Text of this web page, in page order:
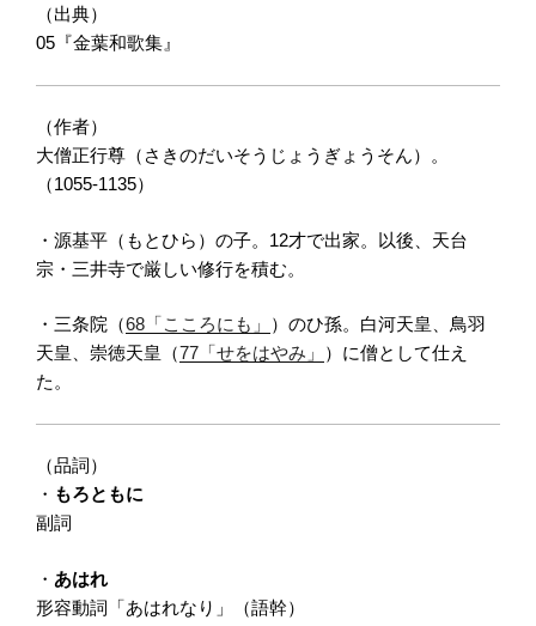
（出典）
05『金葉和歌集』
（作者）
大僧正行尊（さきのだいそうじょうぎょうそん）。
（1055-1135）
・源基平（もとひら）の子。12才で出家。以後、天台
宗・三井寺で厳しい修行を積む。
・三条院（68「こころにも」
）のひ孫。白河天皇、鳥羽
天皇、崇徳天皇（77「せをはやみ」
）に僧として仕え
た。
（品詞）
・ もろともに
副詞
・ あはれ
形容動詞「あはれなり」（語幹）